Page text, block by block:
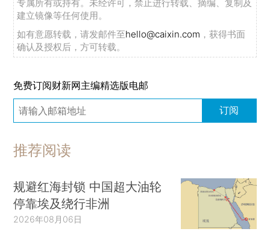
专属所有或持有。未经许可，禁止进行转载、摘编、复制及
建立镜像等任何使用。
如有意愿转载，请发邮件至hello@caixin.com ，获得书面
确认及授权后，方可转载。
免费订阅财新网主编精选版电邮
订阅
推荐阅读
规避红海封锁 中国超大油轮
停靠埃及绕行非洲
2026年08月06日